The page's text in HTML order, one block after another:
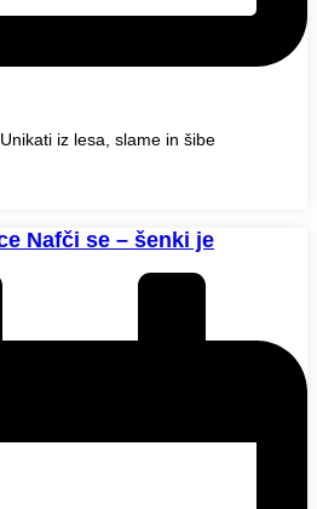
iz lesa, slame in šibe
Nafči se – šenki je